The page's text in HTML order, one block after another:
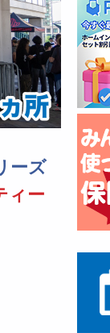
ーズ
ィー